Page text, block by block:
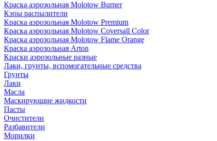
Краска аэрозольная Molotow Burner
Кэпы распылители
Краска аэрозольная Molotow Premium
Краска аэрозольная Molotow Coversall Color
Краска аэрозольная Molotow Flame Orange
Краска аэрозольная Arton
Краски аэрозольные разные
Лаки, грунты, вспомогательные средства
Грунты
Лаки
Масла
Маскирующие жидкости
Пасты
Очистители
Разбавители
Морилки